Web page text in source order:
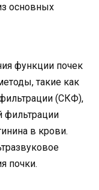
основных
функции почек
такие как
(СКФ),
фильтрации
в крови.
почки.